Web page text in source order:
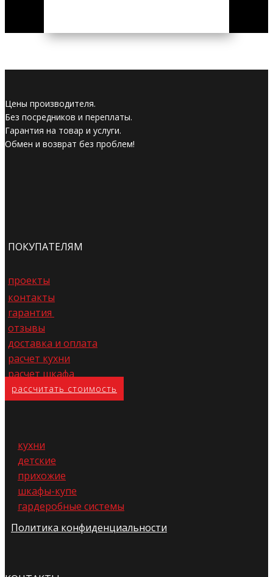
Цены производителя.
Без посредников и переплаты.
Гарантия на товар и услуги.
Обмен и возврат без проблем!
ПОКУПАТЕЛЯМ
проекты
контакты
гарантия
отзывы
доставка и оплата
расчет кухни
расчет шкафа
расс​читать стоимость
кухни
детские
прихожие
шкафы-купе
гардеробные системы
Политика конфиденциальности